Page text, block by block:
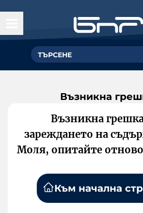
Възникна
Възникна
зареждането на
Моля, опитайте
Към начална